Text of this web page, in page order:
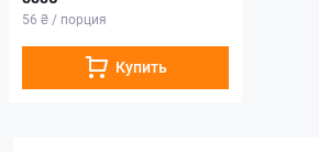
56 ₴ / порция
Купить